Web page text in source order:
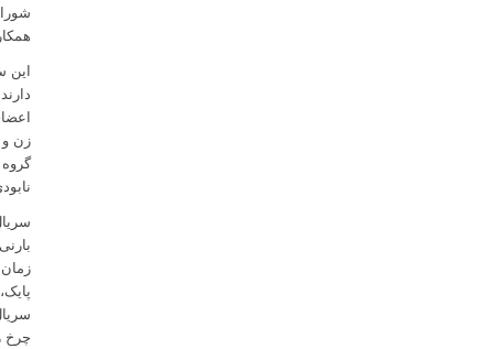
این
زن
چرخ